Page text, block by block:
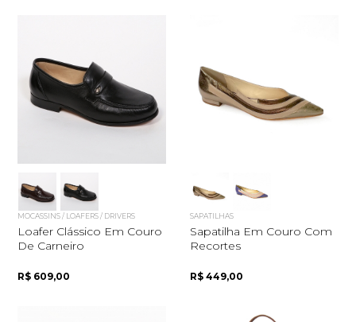
MOCASSINS / LOAFERS / DRIVERS
Loafer Clássico Em Couro
De Carneiro
R$ 609,00
SAPATILHAS
Sapatilha Em Couro Com
Recortes
R$ 449,00